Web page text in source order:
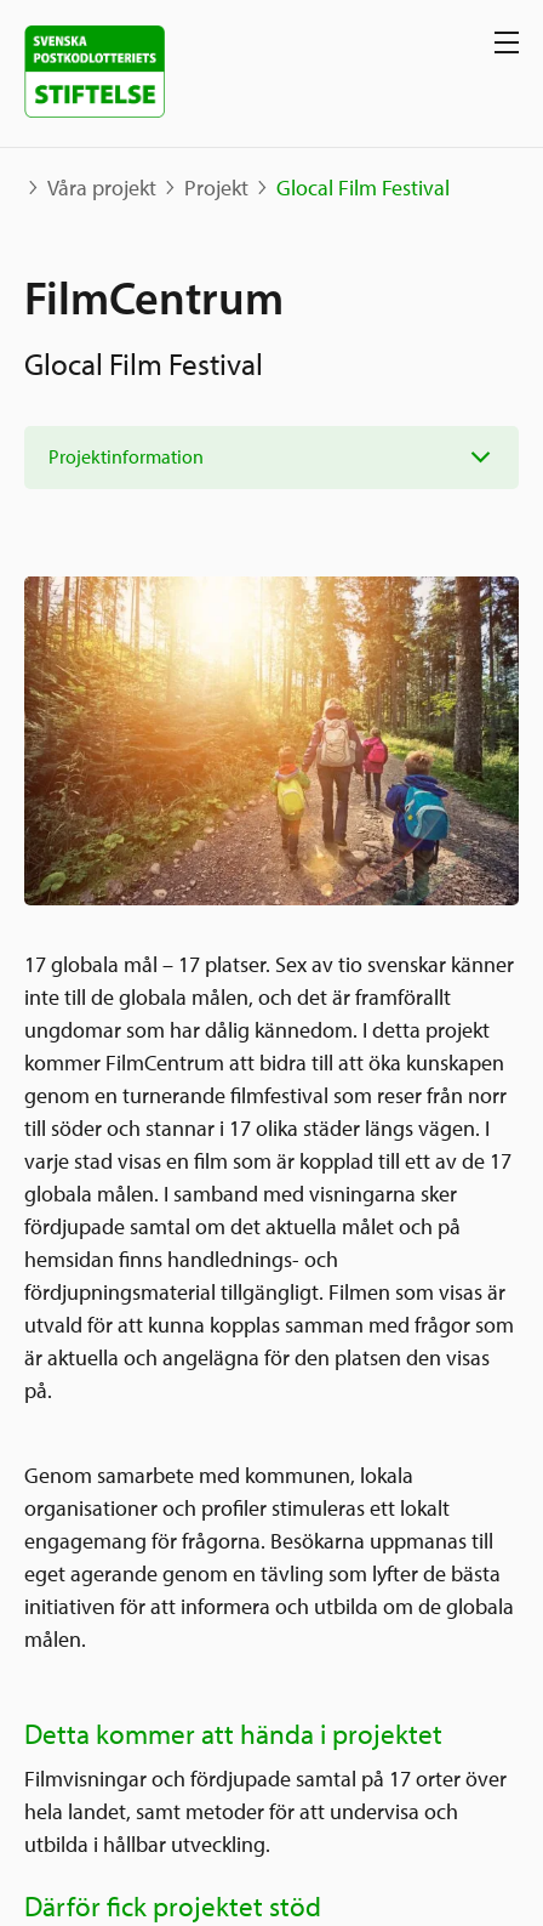
Karta
Våra stöd
Grannskapsinitiativet
Sök stöd
Rekommendationer
Frågor och svar
Sverige och övriga världen
Grannskapsinitiativet
Uppdrag
Hur vi arbetar
Verksamhetsberättelser & årsredovisningar
Medarbetare & styrelse
Kontakt
Pressrum
Nyheter & kalenderhändelser
Postkodlotteriet
SV
Våra projekt Projekt Glocal Film Festival
FilmCentrum
Glocal Film Festival
Projektinformation
17 globala mål – 17 platser. Sex av tio svenskar känner
inte till de globala målen, och det är framförallt
ungdomar som har dålig kännedom. I detta projekt
kommer FilmCentrum att bidra till att öka kunskapen
genom en turnerande filmfestival som reser från norr
till söder och stannar i 17 olika städer längs vägen. I
varje stad visas en film som är kopplad till ett av de 17
globala målen. I samband med visningarna sker
fördjupade samtal om det aktuella målet och på
hemsidan finns handlednings- och
fördjupningsmaterial tillgängligt. Filmen som visas är
utvald för att kunna kopplas samman med frågor som
är aktuella och angelägna för den platsen den visas
på.
Genom samarbete med kommunen, lokala
organisationer och profiler stimuleras ett lokalt
engagemang för frågorna. Besökarna uppmanas till
eget agerande genom en tävling som lyfter de bästa
initiativen för att informera och utbilda om de globala
målen.
Detta kommer att hända i projektet
Filmvisningar och fördjupade samtal på 17 orter över
hela landet, samt metoder för att undervisa och
utbilda i hållbar utveckling.
Därför fick projektet stöd